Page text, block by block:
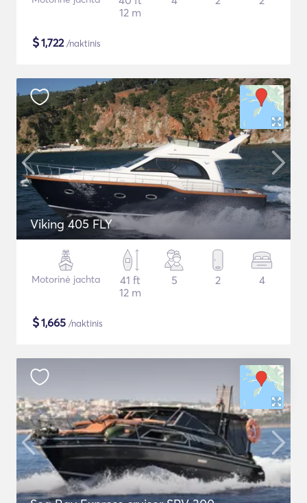
12 m
$1,722/naktinis
Viking 405 FLY
Motorinė jachta
41 ft
12 m
5 2 4
$1,665 /naktinis